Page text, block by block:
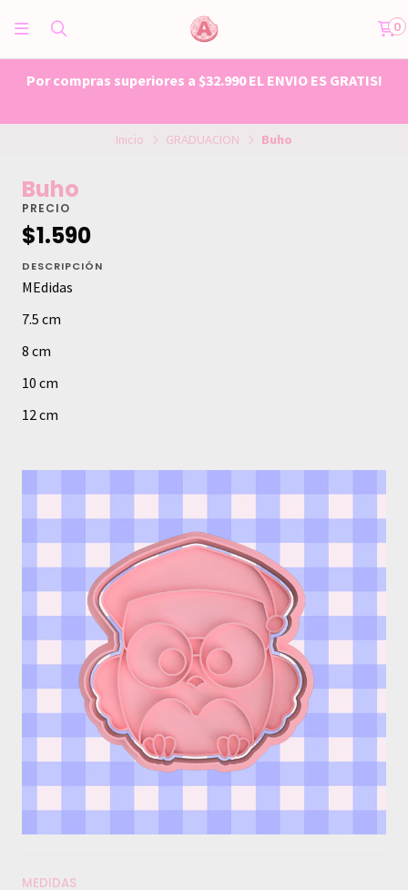
0
Por compras superiores a $32.990 EL ENVIO ES GRATIS!
Inicio GRADUACION Buho
Buho
PRECIO
$1.590
DESCRIPCIÓN
MEdidas
7.5 cm
8 cm
10 cm
12 cm
MEDIDAS